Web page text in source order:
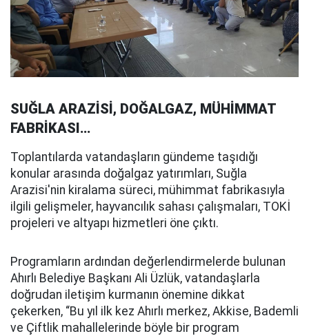
SUĞLA ARAZİSİ, DOĞALGAZ, MÜHİMMAT
FABRİKASI…
Toplantılarda vatandaşların gündeme taşıdığı
konular arasında doğalgaz yatırımları, Suğla
Arazisi'nin kiralama süreci, mühimmat fabrikasıyla
ilgili gelişmeler, hayvancılık sahası çalışmaları, TOKİ
projeleri ve altyapı hizmetleri öne çıktı.
Programların ardından değerlendirmelerde bulunan
Ahırlı Belediye Başkanı Ali Üzlük, vatandaşlarla
doğrudan iletişim kurmanın önemine dikkat
çekerken, “Bu yıl ilk kez Ahırlı merkez, Akkise, Bademli
ve Çiftlik mahallelerinde böyle bir program